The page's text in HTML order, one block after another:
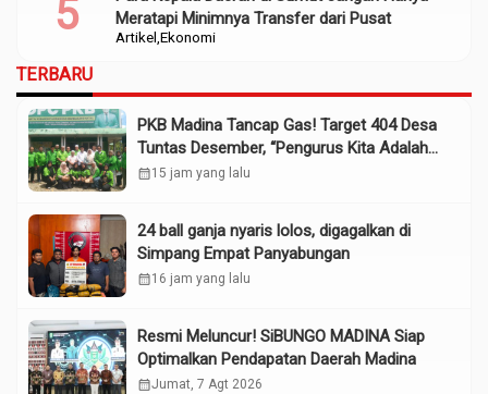
Artikel Ekonomi
Meratapi Minimnya Transfer dari Pusat
TERBARU
PKB Madina Tancap Gas! Target 404 Desa
Tuntas Desember, “Pengurus Kita Adalah
Tokoh”
calendar_month15 jam yang lalu
24 ball ganja nyaris lolos, digagalkan di
Simpang Empat Panyabungan
calendar_month16 jam yang lalu
Resmi Meluncur! SiBUNGO MADINA Siap
Optimalkan Pendapatan Daerah Madina
calendar_monthJumat, 7 Agt 2026